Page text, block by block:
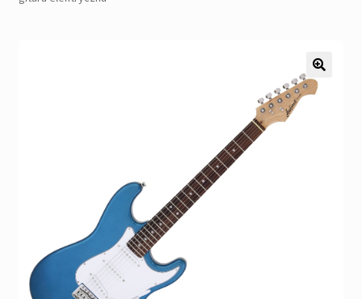
Pozostałe